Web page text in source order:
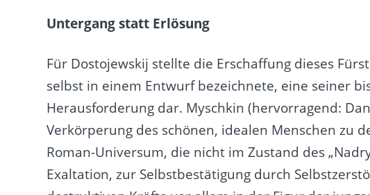
Untergang statt Erlösung
Für Dostojewskij stellte die Erschaffung dieses
selbst in einem Entwurf bezeichnete, eine seiner
Herausforderung dar. Myschkin (hervorragend:
Verkörperung des schönen, idealen Menschen zu
Roman-Universum, die nicht im Zustand des
Exaltation, zur Selbstbestätigung durch